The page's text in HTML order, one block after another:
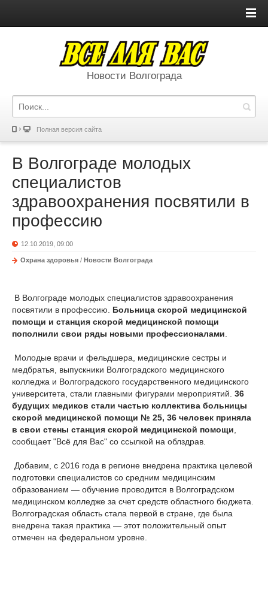
Новости Волгограда
Полная версия сайта
В Волгограде молодых
специалистов
здравоохранения посвятили в
профессию
12.10.2019, 09:00
Охрана здоровья / Новости Волгограда
В Волгограде молодых специалистов здравоохранения
посвятили в профессию. Больница скорой медицинской
помощи и станция скорой медицинской помощи
пополнили свои ряды новыми профессионалами
Молодые врачи и фельдшера, медицинские сестры и
медбратья, выпускники Волгоградского медицинского
колледжа и Волгоградского государственного медицинского
университета, стали главными фигурами мероприятий. 36
будущих медиков стали частью коллектива больницы
скорой медицинской помощи № 25, 36 человек приняла
в свои стены станция скорой медицинской помощи
сообщает "Всё для Вас" со ссылкой на облздрав.
Добавим, с 2016 года в регионе внедрена практика целевой
подготовки специалистов со средним медицинским
образованием — обучение проводится в Волгоградском
медицинском колледже за счет средств областного бюджета.
Волгоградская область стала первой в стране, где была
внедрена такая практика — этот положительный опыт
отмечен на федеральном уровне.